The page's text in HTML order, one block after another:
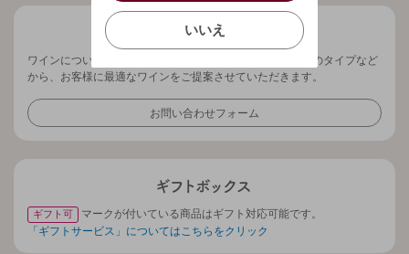
ワインについてお気軽にご相談ください。ご予算、ワインのタイプなど
から、お客様に最適なワインをご提案させていただきます。
お問い合わせフォーム
ギフト可
マークが付いている商品はギフト対応可能です。
「ギフトサービス」についてはこちらをクリック
いいえ
確認する
いいえ